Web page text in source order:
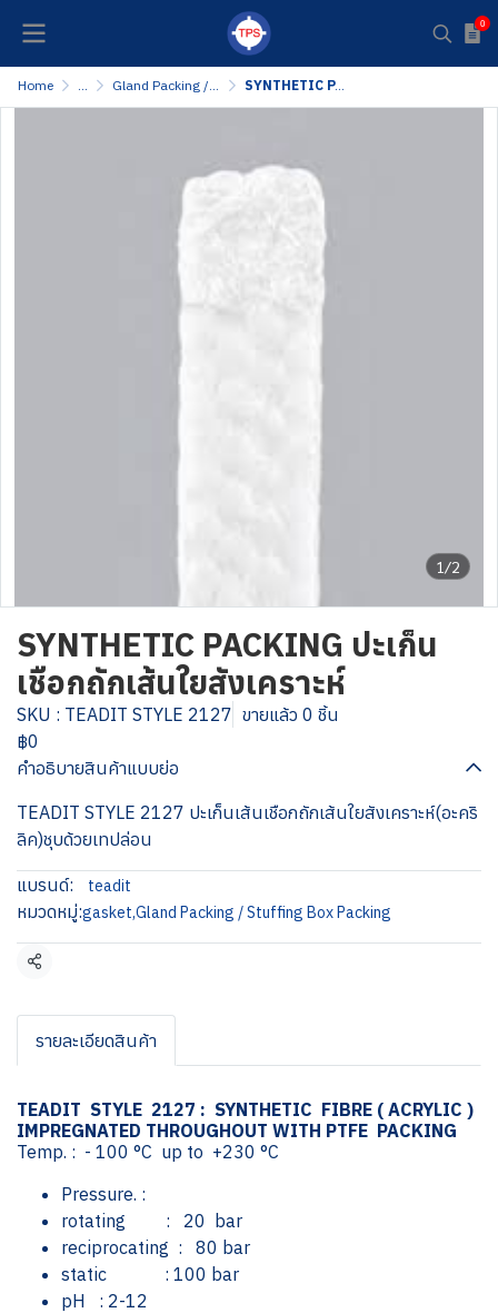
0
Home ... Gland Packing / Stuffing Box Packing SYNTHETIC PACKING ปะเก็นเชือกถักเส้นใยสังเคราะห์
1/2
SYNTHETIC PACKING ปะเก็น
เชือกถักเส้นใยสังเคราะห์
SKU : TEADIT STYLE 2127 ขายแล้ว 0 ชิ้น
฿0
คำอธิบายสินค้าแบบย่อ
TEADIT STYLE 2127 ปะเก็นเส้นเชือกถักเส้นใยสังเคราะห์(อะคริ
ลิค)ชุบด้วยเทปล่อน
แบรนด์: teadit
หมวดหมู่:gasket,Gland Packing / Stuffing Box Packing
แชร์
รายละเอียดสินค้า
TEADIT STYLE 2127 : SYNTHETIC FIBRE ( ACRYLIC )
IMPREGNATED THROUGHOUT WITH PTFE PACKING
Temp. : - 100 °C up to +230 °C
Pressure. :
rotating : 20 bar
reciprocating : 80 bar
static : 100 bar
pH : 2-12